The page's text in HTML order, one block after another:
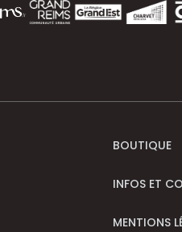
BOUTIQUE
INFOS ET
MENTIONS